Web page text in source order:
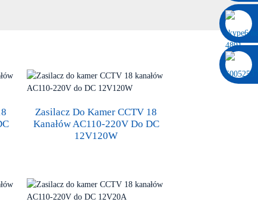
Zasilacz Do Kamer CCTV 18
Kanałów AC110-220V Do DC
12V120W